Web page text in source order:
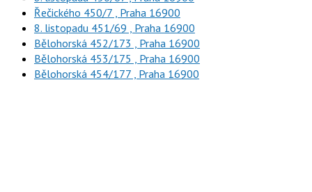
Řečického 450/7 , Praha 16900
8. listopadu 451/69 , Praha 16900
Bělohorská 452/173 , Praha 16900
Bělohorská 453/175 , Praha 16900
Bělohorská 454/177 , Praha 16900